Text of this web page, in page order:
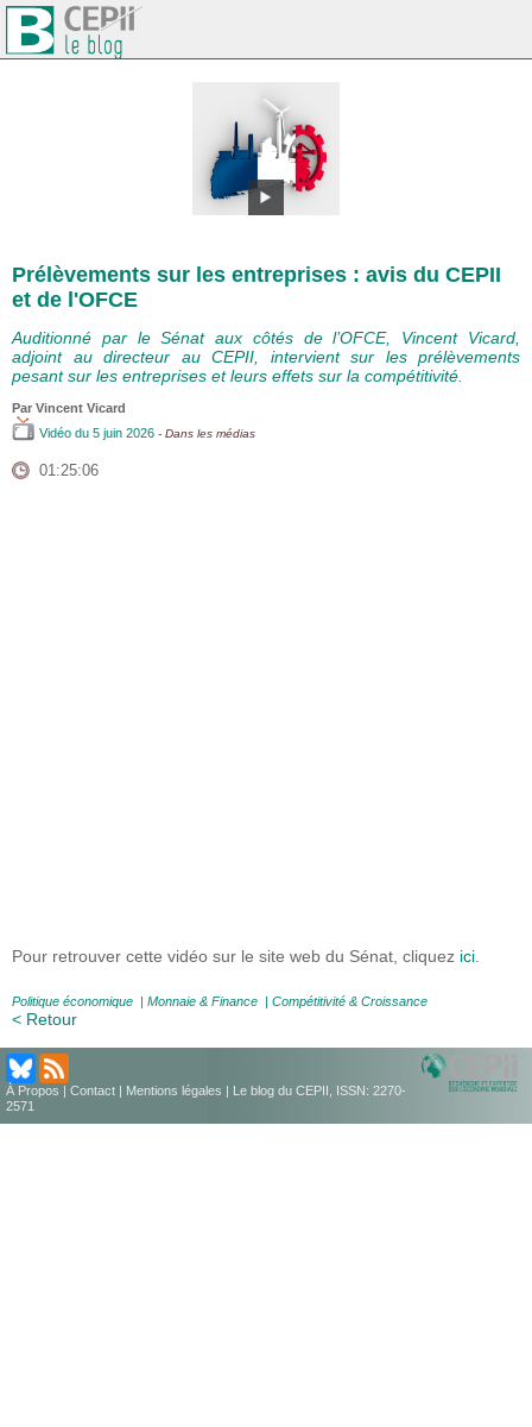
Prélèvements sur les entreprises : avis du CEPII
et de l'OFCE
Auditionné par le Sénat aux côtés de l’OFCE, Vincent Vicard,
adjoint au directeur au CEPII, intervient sur les prélèvements
pesant sur les entreprises et leurs effets sur la compétitivité.
Par Vincent Vicard
Vidéo du 5 juin 2026 - Dans les médias
01:25:06
Pour retrouver cette vidéo sur le site web du Sénat, cliquez ici.
Politique économique Monnaie & Finance Compétitivité & Croissance
< Retour
À Propos Contact Mentions légales | Le blog du CEPII, ISSN: 2270-
2571